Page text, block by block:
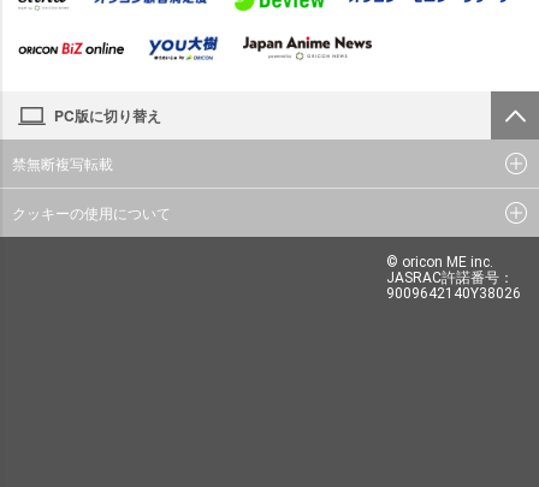
PC版に切り替え
禁無断複写転載
クッキーの使用について
© oricon ME inc.
JASRAC許諾番号：
9009642140Y38026